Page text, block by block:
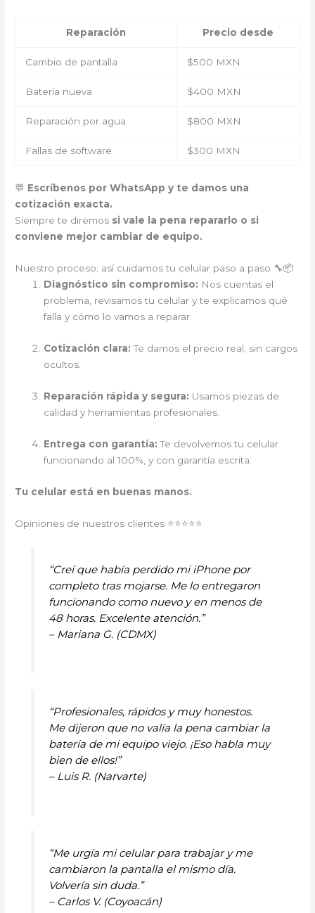
Reparación Precio desde
Cambio de pantalla $500 MXN
Batería nueva $400 MXN
Reparación por agua $800 MXN
Fallas de software $300 MXN
💬 Escríbenos por WhatsApp y te damos una
cotización exacta.
Siempre te diremos si vale la pena repararlo o si
conviene mejor cambiar de equipo.
Nuestro proceso: así cuidamos tu celular paso a paso 🔧📦
Diagnóstico sin compromiso: Nos cuentas el
problema, revisamos tu celular y te explicamos qué
falla y cómo lo vamos a reparar.
Cotización clara: Te damos el precio real, sin cargos
ocultos.
Reparación rápida y segura: Usamos piezas de
calidad y herramientas profesionales.
Entrega con garantía: Te devolvemos tu celular
funcionando al 100%, y con garantía escrita.
Tu celular está en buenas manos.
Opiniones de nuestros clientes ⭐⭐⭐⭐⭐
“Creí que había perdido mi iPhone por
completo tras mojarse. Me lo entregaron
funcionando como nuevo y en menos de
48 horas. Excelente atención.”
– Mariana G. (CDMX)
“Profesionales, rápidos y muy honestos.
Me dijeron que no valía la pena cambiar la
batería de mi equipo viejo. ¡Eso habla muy
bien de ellos!”
– Luis R. (Narvarte)
“Me urgía mi celular para trabajar y me
cambiaron la pantalla el mismo día.
Volvería sin duda.”
– Carlos V. (Coyoacán)